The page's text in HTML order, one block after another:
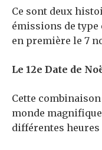
Ce sont deux
émissions de
en première le 7
Le 12e Date de
Cette
monde
différentes